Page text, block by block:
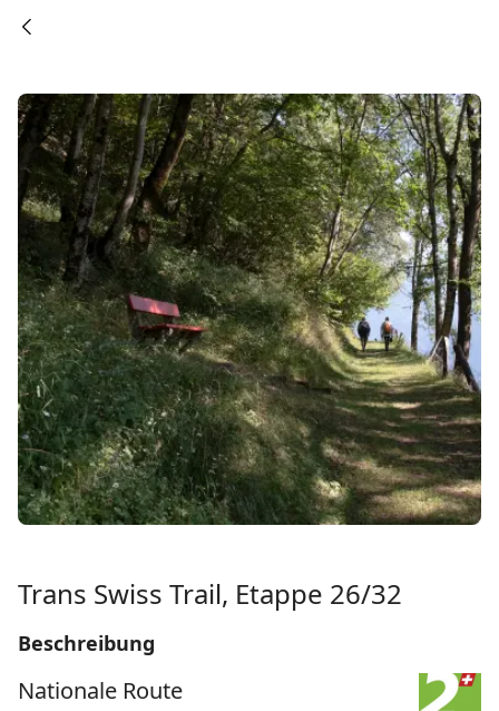
Trans Swiss Trail, Etappe 26/32
Beschreibung
Nationale Route